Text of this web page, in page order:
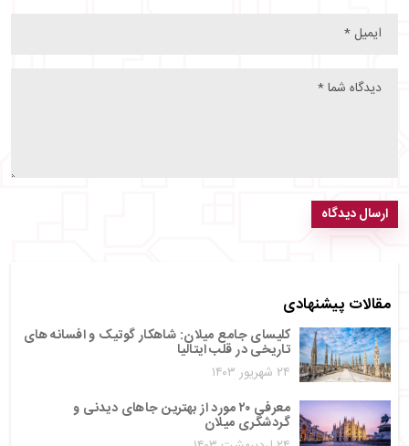
مقالات پیشنهادی
کلیسای جامع میلان: شاهکار گوتیک و افسانه‌ های
تاریخی در قلب ایتالیا
۲۴ شهریور ۱۴۰۳
معرفی ۲۰ مورد از بهترین جاهای دیدنی و
گردشگری میلان
ارسال دیدگاه